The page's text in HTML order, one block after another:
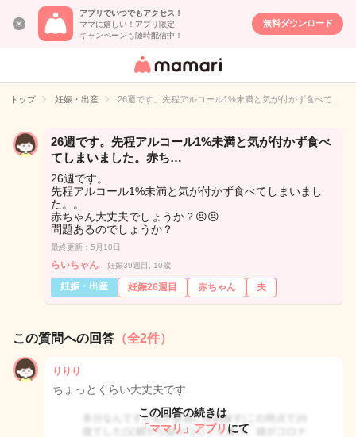
アプリでいつでもアクセス！
ママに嬉しい！アプリ限定
キャンペーンも随時配信中！
無料ダウンロード
女性専用匿名QA
イト
トップ 妊娠・出産 26週です。先程アルコール1%未満と気が付かず食べて…
26週です。先程アルコール1%未満と気が付かず食べ
てしまいました。赤ち…
26週です。
先程アルコール1%未満と気が付かず食べてしまいまし
た。。
赤ちゃん大丈夫でしょうか？😣😣
問題あるのでしょうか？
最終更新：5月10日
らいちゃん 妊娠39週目, 10歳
妊娠・出産 妊娠26週目 赤ちゃん 夫
この質問への回答 （全2件）
りりり
ちょっとくらい大丈夫です
この回答の続きは
「ママリ」アプリ にて